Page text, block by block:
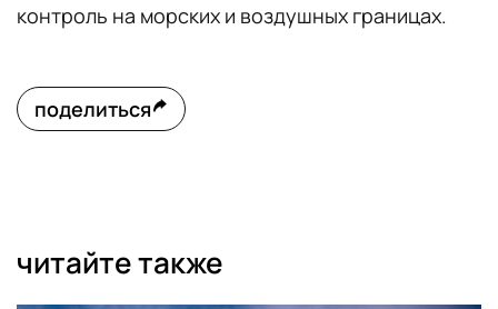
контроль на морских и воздушных границах.
поделиться
читайте также